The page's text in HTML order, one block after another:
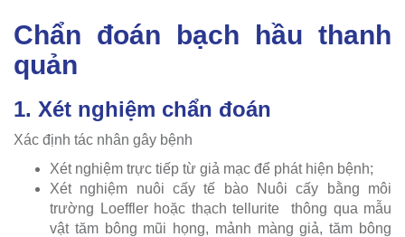
Chẩn đoán bạch hầu thanh
quản
1. Xét nghiệm chẩn đoán
Xác định tác nhân gây bệnh
Xét nghiệm trực tiếp từ giả mạc để phát hiện bệnh;
Xét nghiệm nuôi cấy tế bào Nuôi cấy bằng môi
trường Loeffler hoặc thạch tellurite thông qua mẫu
vật tăm bông mũi họng, mảnh màng giả, tăm bông